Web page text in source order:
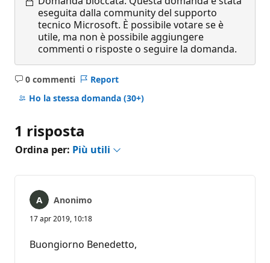
eseguita dalla community del supporto
tecnico Microsoft. È possibile votare se è
utile, ma non è possibile aggiungere
commenti o risposte o seguire la domanda.
0 commenti
Nessun
commento
Report
Ho la stessa domanda (30+)
1 risposta
Ordina per: Più utili
Anonimo
17 apr 2019, 10:18
Buongiorno Benedetto,